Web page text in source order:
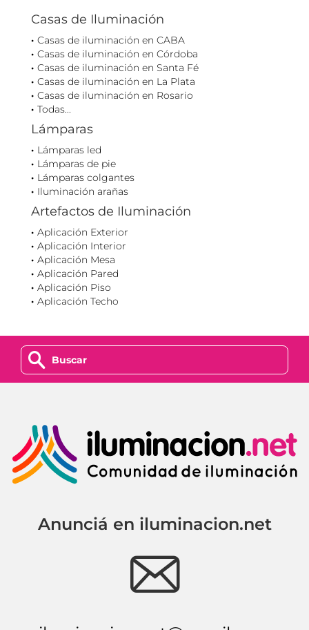
Casas de Iluminación
Casas de iluminación en CABA
Casas de iluminación en Córdoba
Casas de iluminación en Santa Fé
Casas de iluminación en La Plata
Casas de iluminación en Rosario
Todas...
Lámparas
Lámparas led
Lámparas de pie
Lámparas colgantes
Iluminación arañas
Artefactos de Iluminación
Aplicación Exterior
Aplicación Interior
Aplicación Mesa
Aplicación Pared
Aplicación Piso
Aplicación Techo
z
Anunciá en iluminacion.net
e